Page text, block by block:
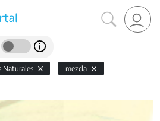
Naturales
mezcla